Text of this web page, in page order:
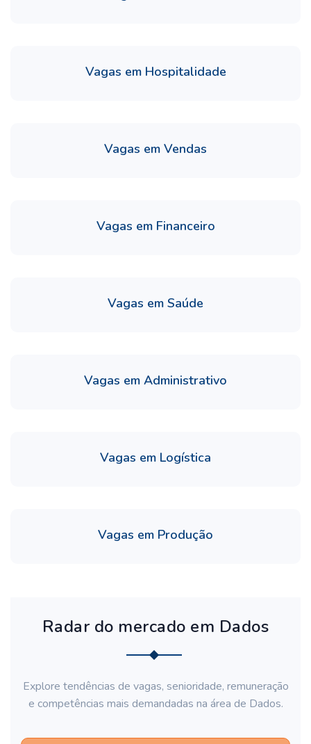
Vagas em Hospitalidade
Vagas em Vendas
Vagas em Financeiro
Vagas em Saúde
Vagas em Administrativo
Vagas em Logística
Vagas em Produção
Radar do mercado em Dados
Explore tendências de vagas, senioridade, remuneração
e competências mais demandadas na área de Dados.